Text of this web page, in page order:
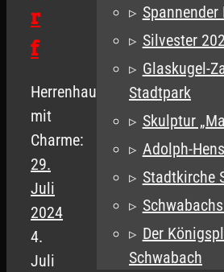
r
f
Herrenhaus
mit
Charme:
29.
Juli
2024
4.
Juli
Silvester
Glaskugel-
Stadtpark
Skulptur
Adolph-
Stadtkirche
Der
Schwabach